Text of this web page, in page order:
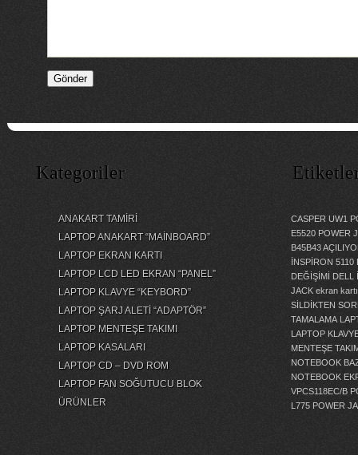
Kategoriler
ANAKART TAMİRİ
LAPTOP ANAKART “MAİNBOARD”
LAPTOP EKRAN KARTI
LAPTOP LCD LED EKRAN “PANEL”
LAPTOP KLAVYE “KEYBORD”
LAPTOP ŞARJ ALETİ “ADAPTÖR”
LAPTOP MENTEŞE TAKIMI
LAPTOP KASALARI
LAPTOP CD – DVD ROM
LAPTOP FAN SOĞUTUCU BLOK
ÜRÜNLER
CASPER UW1
E5520 POWER
B45B43
İNSPİRON
DEĞİŞİMİ
DELL
JACK ekran
SİLDİKTEN
TAMALAMA
LAPTOP
MENTEŞE
NOTEBOOK
NOTEBOOK
VPCS118EC/B
L775 POWER